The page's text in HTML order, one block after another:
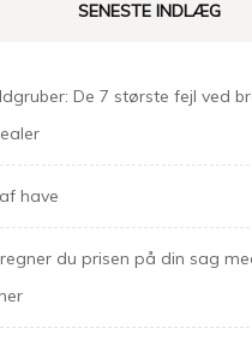
SENESTE INDLÆG
De 7 største fejl ved
have
du prisen på din sag